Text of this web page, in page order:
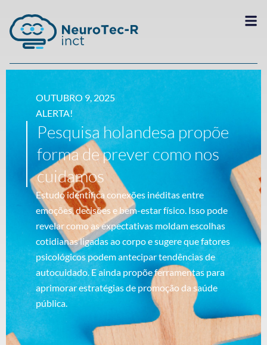
OUTUBRO 9, 2025
ALERTA!
Pesquisa holandesa propõe
forma de prever como nos
cuidamos
Estudo identifica conexões inéditas entre
emoções, decisões e bem-estar físico. Isso pode
revelar como as expectativas moldam escolhas
cotidianas ligadas ao corpo e sugere que fatores
psicológicos podem antecipar tendências de
autocuidado. E ainda propõe ferramentas para
aprimorar estratégias de promoção da saúde
pública.